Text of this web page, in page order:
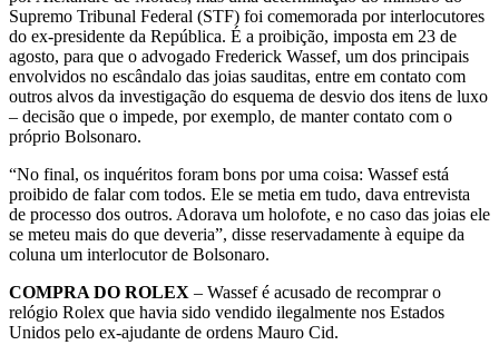
Supremo Tribunal Federal (STF) foi comemorada por interlocutores
do ex-presidente da República. É a proibição, imposta em 23 de
agosto, para que o advogado Frederick Wassef, um dos principais
envolvidos no escândalo das joias sauditas, entre em contato com
outros alvos da investigação do esquema de desvio dos itens de luxo
– decisão que o impede, por exemplo, de manter contato com o
próprio Bolsonaro.
“No final, os inquéritos foram bons por uma coisa: Wassef está
proibido de falar com todos. Ele se metia em tudo, dava entrevista
de processo dos outros. Adorava um holofote, e no caso das joias ele
se meteu mais do que deveria”, disse reservadamente à equipe da
coluna um interlocutor de Bolsonaro.
COMPRA DO ROLEX – Wassef é acusado de recomprar o
relógio Rolex que havia sido vendido ilegalmente nos Estados
Unidos pelo ex-ajudante de ordens Mauro Cid.